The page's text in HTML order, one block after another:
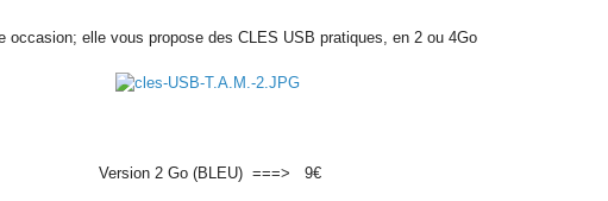
occasion; elle vous propose des CLES USB pratiques, en 2 ou 4Go
Version 2 Go (BLEU) ===> 9€